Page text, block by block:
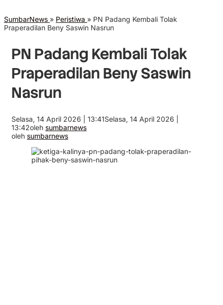
SumbarNews » Peristiwa » PN Padang Kembali Tolak
Praperadilan Beny Saswin Nasrun
PN Padang Kembali Tolak
Praperadilan Beny Saswin
Nasrun
Selasa, 14 April 2026 | 13:41Selasa, 14 April 2026 |
13:42oleh sumbarnews
oleh sumbarnews